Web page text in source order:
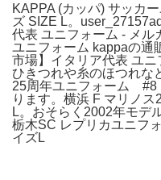
KAPPA (カッパ) サッカ
ズ SIZE L。
代表 ユニフォーム - メル
ユニフォーム kappaの通
市場】イタリア代表 ユ
ひきつれや糸のほつれな
25周年ユニフォーム #8
ります。横浜 F マリノ
L。おそらく2002年モデ
栃木SC レプリカユニフ
イズL